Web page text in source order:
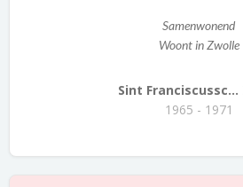
Samenwonend
Woont in Zwolle
Sint Franciscussc...
1965 - 1971